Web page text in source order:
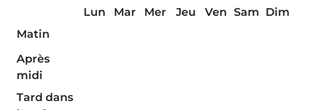
Lun Mar Mer Jeu Ven Sam Dim
Matin
Après
midi
Tard dans